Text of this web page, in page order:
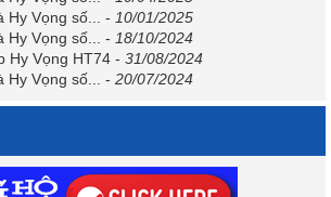
Hy Vọng số... - 10/01/2025
Hy Vọng số... - 18/10/2024
Hy Vọng HT74 - 31/08/2024
Hy Vọng số... - 20/07/2024